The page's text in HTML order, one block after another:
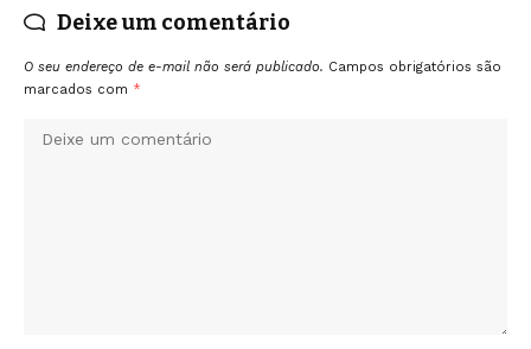
Deixe um comentário
O seu endereço de e-mail não será publicado. Campos obrigatórios são
marcados com *